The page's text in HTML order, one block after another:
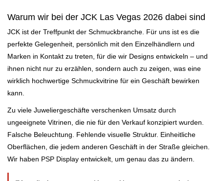
Warum wir bei der JCK Las Vegas 2026 dabei sind
JCK ist der Treffpunkt der Schmuckbranche. Für uns ist es die
perfekte Gelegenheit, persönlich mit den Einzelhändlern und
Marken in Kontakt zu treten, für die wir Designs entwickeln – und
ihnen nicht nur zu erzählen, sondern auch zu zeigen, was eine
wirklich hochwertige Schmuckvitrine für ein Geschäft bewirken
kann.
Zu viele Juweliergeschäfte verschenken Umsatz durch
ungeeignete Vitrinen, die nie für den Verkauf konzipiert wurden.
Falsche Beleuchtung. Fehlende visuelle Struktur. Einheitliche
Oberflächen, die jedem anderen Geschäft in der Straße gleichen.
Wir haben PSP Display entwickelt, um genau das zu ändern.